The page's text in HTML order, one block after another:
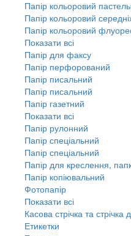
Папір кольоровий
Папір кольоровий
Папір кольоровий
Показати всі
Папір для факсу
Папір перфорований
Папір писальний
Папір писальний
Папір газетний
Показати всі
Папір рулонний
Папір спеціальний
Папір спеціальний
Папір для креслення,
Папір копіювальний
Фотопапір
Показати всі
Касова стрічка та стрічка
Етикетки